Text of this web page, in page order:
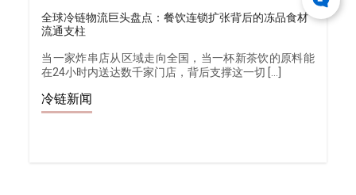
全球冷链物流巨头盘点：餐饮连锁扩张背后的冻品食材
流通支柱
当一家炸串店从区域走向全国，当一杯新茶饮的原料能
在24小时内送达数千家门店，背后支撑这一切 […]
冷链新闻